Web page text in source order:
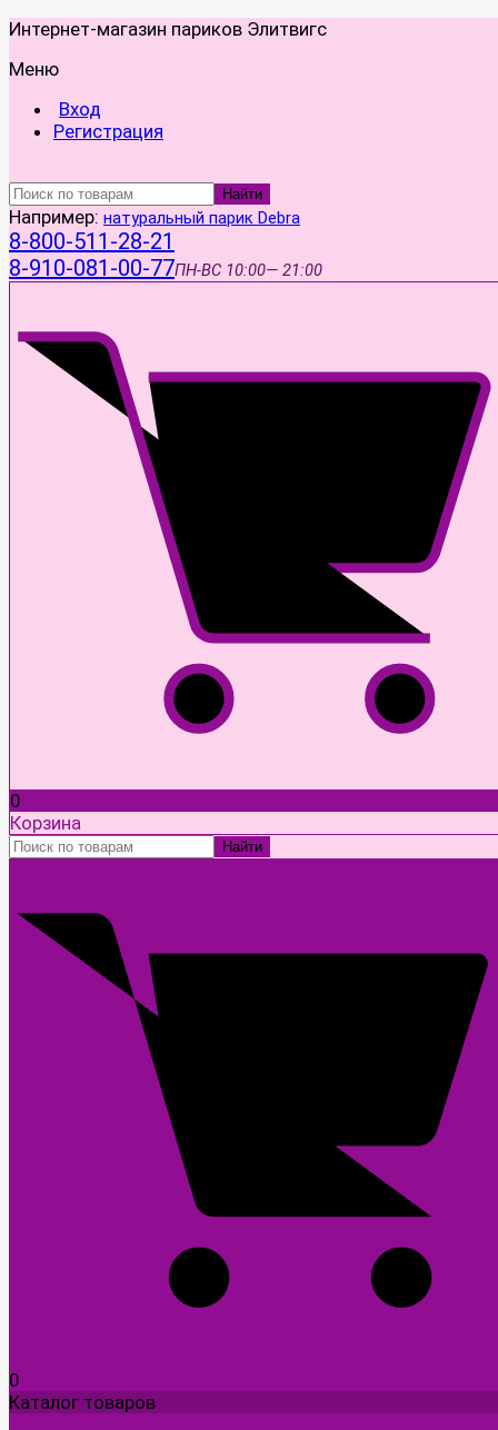
Интернет-магазин париков Элитвигс
Меню
Вход
Регистрация
Найти
Например: натуральный парик Debra
8-800-511-28-21
8-910-081-00-77ПН-ВС 10:00— 21:00
0
Корзина
Найти
0
Каталог товаров